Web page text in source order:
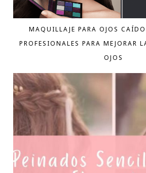
MAQUILLAJE PARA OJOS
PROFESIONALES PARA MEJORAR
OJOS